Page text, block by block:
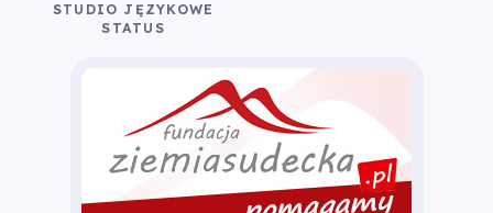
STUDIO JĘZYKOWE
STATUS